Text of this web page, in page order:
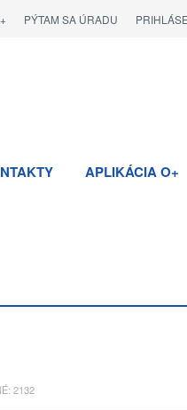
PÝTAM SA ÚRADU
APLIKÁCIA O+
2132